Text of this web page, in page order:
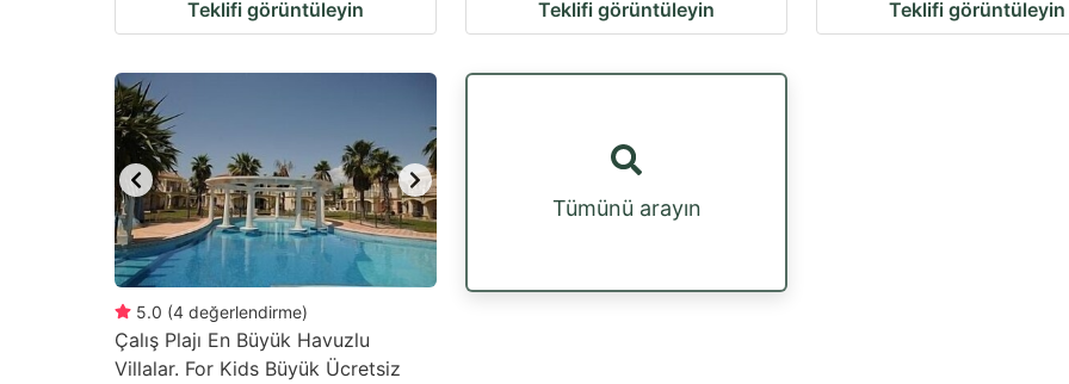
Teklifi görüntüleyin Teklifi görüntüleyin Teklifi görüntüleyin
5.0 (4 değerlendirme)
Çalış Plajı En Büyük Havuzlu
Villalar. For Kids Büyük Ücretsiz
Tümünü arayın